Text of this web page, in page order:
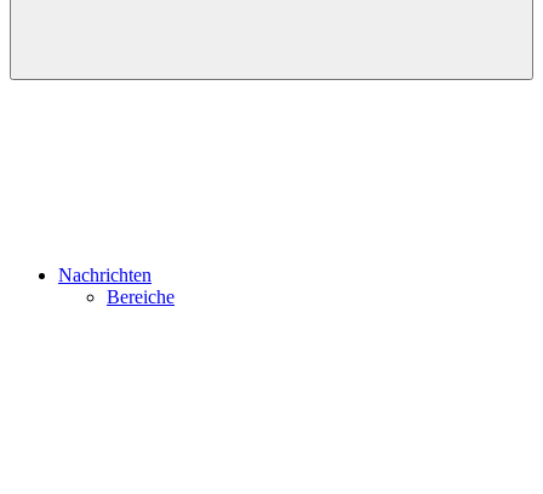
Nachrichten
Bereiche